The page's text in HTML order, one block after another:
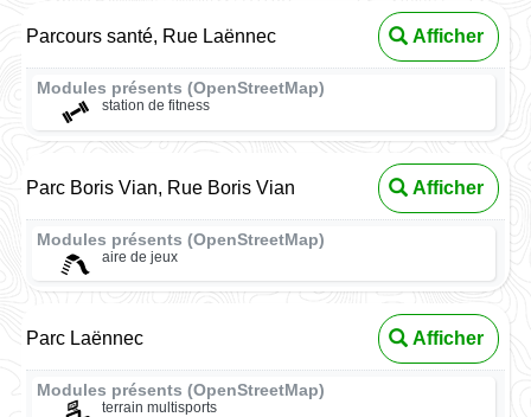
Parcours santé, Rue Laënnec Afficher
Modules présents (OpenStreetMap)
station de fitness
Parc Boris Vian, Rue Boris Vian Afficher
Modules présents (OpenStreetMap)
aire de jeux
Parc Laënnec Afficher
Modules présents (OpenStreetMap)
terrain multisports